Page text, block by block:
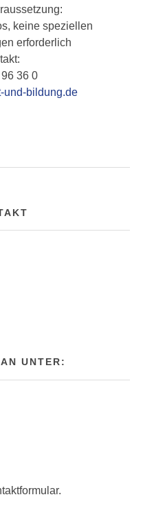
keine speziellen
erforderlich
36 0
und-bildung.de
UNTER: